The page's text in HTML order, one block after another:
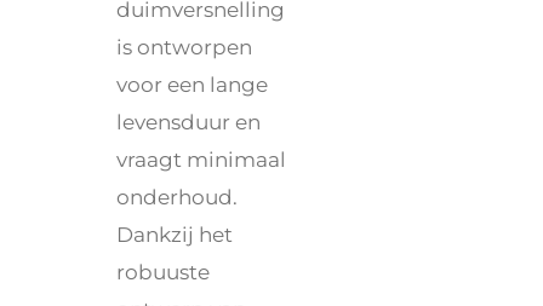
duimversnelling
is ontworpen
voor een lange
levensduur en
vraagt minimaal
onderhoud.
Dankzij het
robuuste